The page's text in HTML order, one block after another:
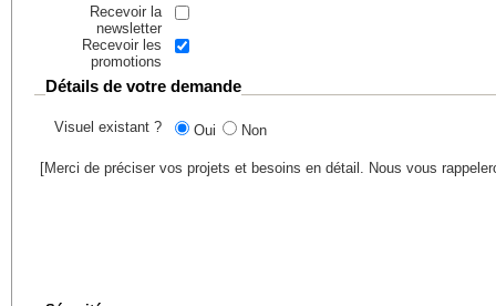
Recevoir la
newsletter
Recevoir les
promotions
Détails de votre demande
Visuel existant ? Oui Non
[Merci de préciser vos projets et besoins en détail. Nous vous